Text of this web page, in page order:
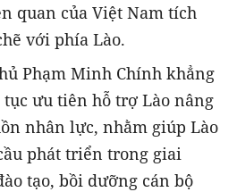
quan của Việt Nam tích
với phía Lào.
Phạm Minh Chính khẳng
ưu tiên hỗ trợ Lào nâng
nhân lực, nhằm giúp Lào
phát triển trong giai
tạo, bồi dưỡng cán bộ